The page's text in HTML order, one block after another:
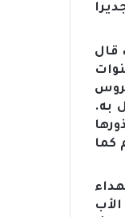
قال
به.
كما